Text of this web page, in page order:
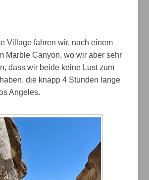
Village fahren wir, nach einem
Marble Canyon, wo wir aber sehr
dass wir beide keine Lust zum
die knapp 4 Stunden lange
Angeles.